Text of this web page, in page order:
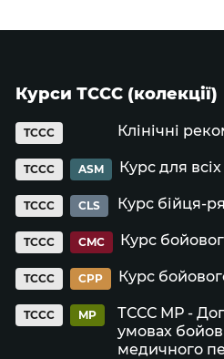
Курси ТССС (колекції)
TCCC Клінічні
TCCC ASM Курс для
TCCC CLS Курс бійця-
TCCC CMC Курс
TCCC CPP Курс
TCCC MP
ТССС МР -
умовах
медичного